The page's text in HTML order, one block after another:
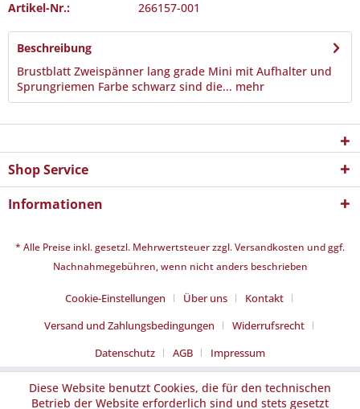
Artikel-Nr.: 266157-001
Beschreibung
Brustblatt Zweispänner lang grade Mini mit Aufhalter und
Sprungriemen Farbe schwarz sind die... mehr
Shop Service
Informationen
* Alle Preise inkl. gesetzl. Mehrwertsteuer zzgl.Versandkosten und ggf.
Nachnahmegebühren, wenn nicht anders beschrieben
Cookie-Einstellungen Über uns
Kontakt
Versand und Zahlungsbedingungen
Widerrufsrecht
Datenschutz
AGB Impressum
Diese Website benutzt Cookies, die für den technischen
Betrieb der Website erforderlich sind und stets gesetzt